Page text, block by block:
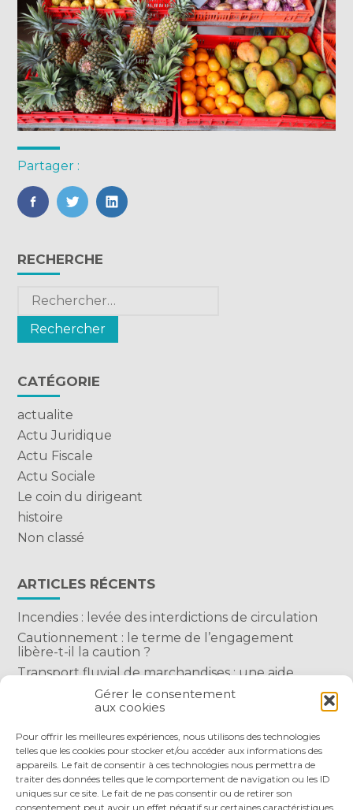
Gérer le consentement
aux cookies
Pour offrir les meilleures expériences, nous utilisons des technologies
telles que les cookies pour stocker et/ou accéder aux informations des
appareils. Le fait de consentir à ces technologies nous permettra de
traiter des données telles que le comportement de navigation ou les ID
uniques sur ce site. Le fait de ne pas consentir ou de retirer son
consentement peut avoir un effet négatif sur certaines caractéristiques
Partager :
FaceBook
TwitterLinkedIn
Blog
sidebar
RECHERCHE
Rechercher :
CATÉGORIE
actualite
Actu Juridique
Actu Fiscale
Actu Sociale
Le coin du dirigeant
histoire
Non classé
ARTICLES RÉCENTS
Incendies : levée des interdictions de circulation
Cautionnement : le terme de l’engagement
libère-t-il la caution ?
Transport fluvial de marchandises : une aide
financière bienvenue
Succession : les donations du parent renonçant